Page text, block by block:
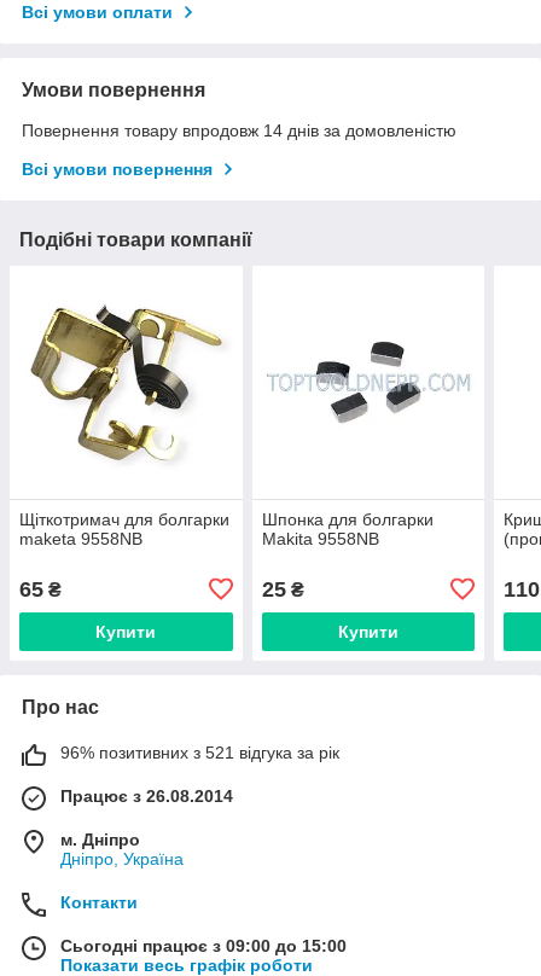
Всі умови оплати
Умови повернення
Повернення товару впродовж 14 днів за домовленістю
Всі умови повернення
Подібні товари компанії
Щіткотримач для болгарки
maketa 9558NB
65 ₴
Купити
Шпонка для болгарки
Makita 9558NB
25₴
Купити
110
Про нас
96% позитивних з 521 відгука за рік
Працює з 26.08.2014
м. Дніпро
Дніпро, Україна
Контакти
Сьогодні працює з 09:00 до 15:00
Показати весь графік роботи